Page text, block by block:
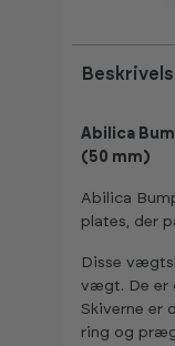
Abilica
(50 mm)
Abilica
plates, der
Disse
vægt. De er
Skiverne er
ring og